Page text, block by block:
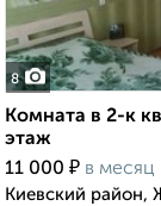
8
Комната в 2-к
этаж
11 000 ₽ в месяц
Киевский район,